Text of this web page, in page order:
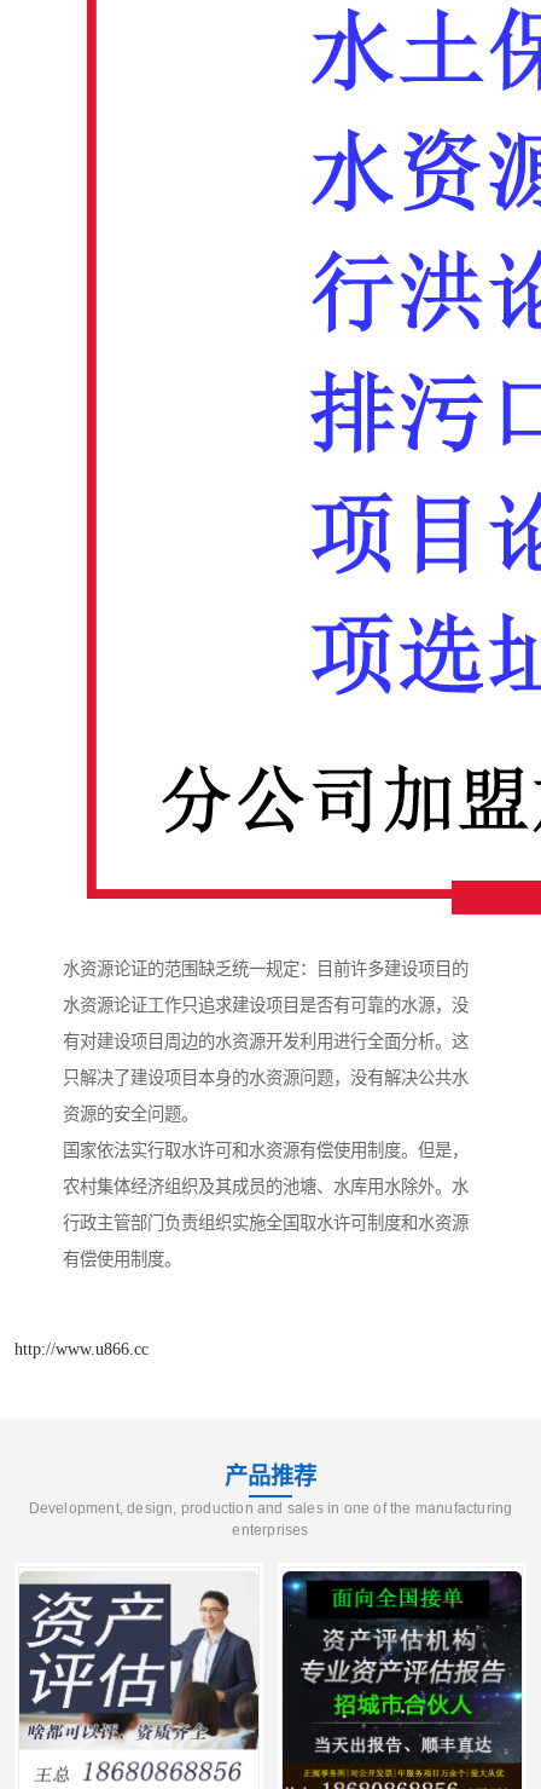
水资源论证的范围缺乏统一规定：目前许多建设项目的
水资源论证工作只追求建设项目是否有可靠的水源，没
有对建设项目周边的水资源开发利用进行全面分析。这
只解决了建设项目本身的水资源问题，没有解决公共水
资源的安全问题。
国家依法实行取水许可和水资源有偿使用制度。但是，
农村集体经济组织及其成员的池塘、水库用水除外。水
行政主管部门负责组织实施全国取水许可制度和水资源
有偿使用制度。
http://www.u866.cc
产品推荐
Development, design, production and sales in one of the manufacturing
enterprises